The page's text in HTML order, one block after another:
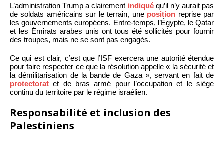
L’administration Trump a clairement indiquéqu’il n’y aurait pas
de soldats américains sur le terrain, une position reprise par
les gouvernements européens. Entre-temps, l’Égypte, le Qatar
et les Émirats arabes unis ont tous été sollicités pour fournir
des troupes, mais ne se sont pas engagés.
Ce qui est clair, c’est que l’ISF exercera une autorité étendue
pour faire respecter ce que la résolution appelle « la sécurité et
la démilitarisation de la bande de Gaza », servant en fait de
protectorat et de bras armé pour l’occupation et le siège
continu du territoire par le régime israélien.
Responsabilité et inclusion des
Palestiniens